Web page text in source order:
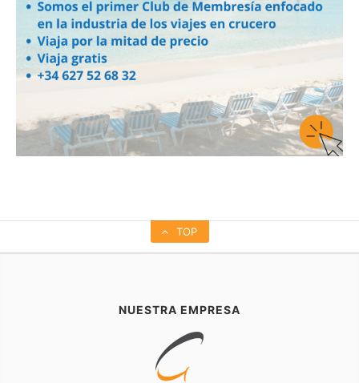
TOP
NUESTRA EMPRESA